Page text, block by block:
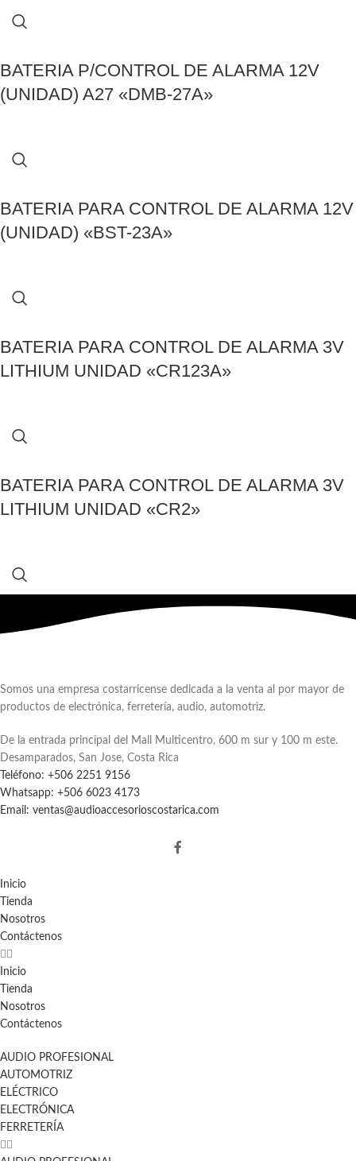
BATERIA P/CONTROL DE ALARMA 12V
(UNIDAD) A27 «DMB-27A»
BATERIA PARA CONTROL DE ALARMA 12V
(UNIDAD) «BST-23A»
BATERIA PARA CONTROL DE ALARMA 3V
LITHIUM UNIDAD «CR123A»
BATERIA PARA CONTROL DE ALARMA 3V
LITHIUM UNIDAD «CR2»
Somos una empresa costarricense dedicada a la venta al por mayor de
productos de electrónica, ferretería, audio, automotriz.
De la entrada principal del Mall Multicentro, 600 m sur y 100 m este.
Desamparados, San Jose, Costa Rica
Teléfono: +506 2251 9156
Whatsapp: +506 6023 4173
Email: ventas@audioaccesorioscostarica.com
Inicio
Tienda
Nosotros
Contáctenos
Inicio
Tienda
Nosotros
Contáctenos
AUDIO PROFESIONAL
AUTOMOTRIZ
ELÉCTRICO
ELECTRÓNICA
FERRETERÍA